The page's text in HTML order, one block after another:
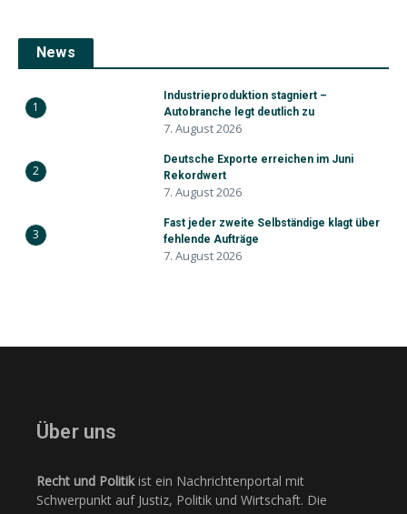
News
1
Industrieproduktion stagniert –
Autobranche legt deutlich zu
7. August 2026
2
Deutsche Exporte erreichen im Juni
Rekordwert
7. August 2026
3
Fast jeder zweite Selbständige klagt über
fehlende Aufträge
7. August 2026
Über uns
Recht und Politikist ein Nachrichtenportal mit
Schwerpunkt auf Justiz, Politik und Wirtschaft. Die